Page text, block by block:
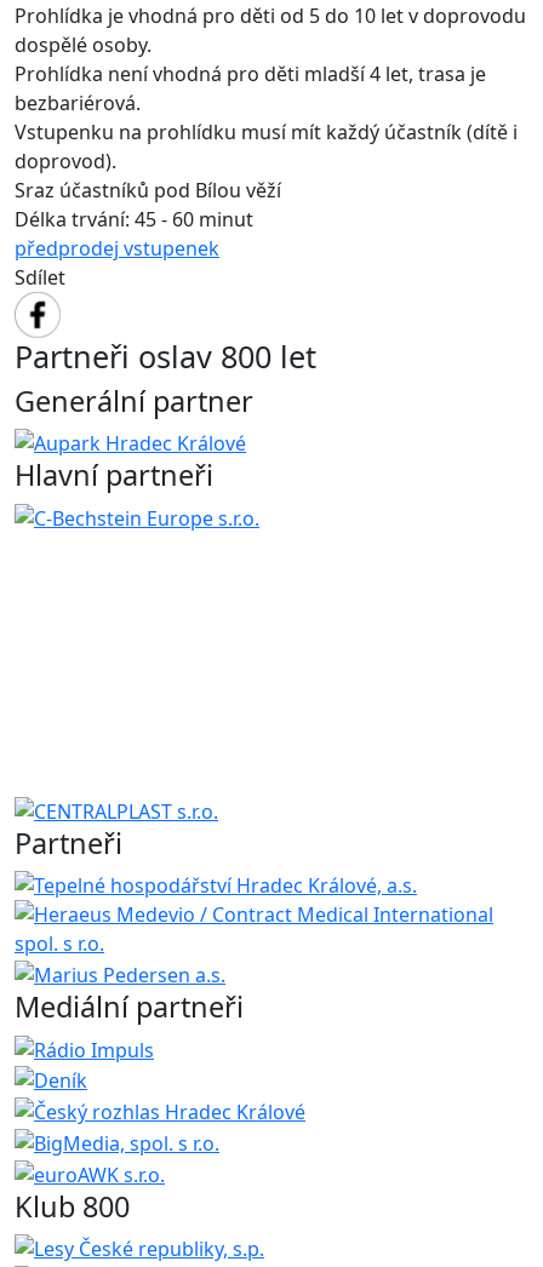
Prohlídka je vhodná pro děti od 5 do 10 let v doprovodu
dospělé osoby.
Prohlídka není vhodná pro děti mladší 4 let, trasa je
bezbariérová.
Vstupenku na prohlídku musí mít každý účastník (dítě i
doprovod).
Sraz účastníků pod Bílou věží
Délka trvání: 45 - 60 minut
předprodej vstupenek
Sdílet
Partneři oslav 800 let
Generální partner
Hlavní partneři
Partneři
Mediální partneři
Klub 800